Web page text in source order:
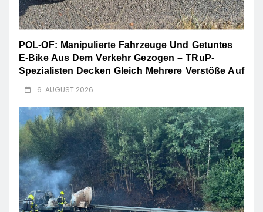
POL-OF: Manipulierte Fahrzeuge Und Getuntes
E-Bike Aus Dem Verkehr Gezogen – TRuP-
Spezialisten Decken Gleich Mehrere Verstöße Auf
6. AUGUST 2026